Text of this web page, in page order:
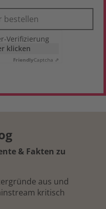
bestellen
Verifizierung
klicken
FriendlyCaptcha ⇗
& Fakten zu
aus und
kritisch